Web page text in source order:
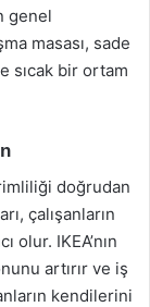
genel
masası, sade
sıcak bir ortam
doğrudan
çalışanların
olur. IKEA’nın
artırır ve iş
kendilerini